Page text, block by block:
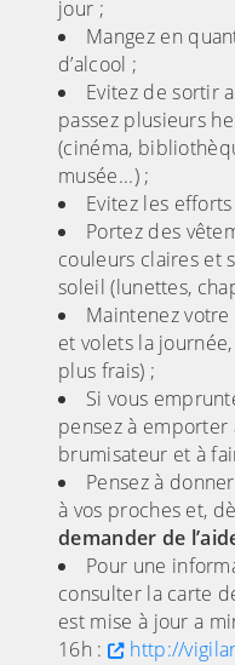
jour ;
Mangez en
d’alcool ;
Evitez de sortir
passez plusieurs
(cinéma,
musée...) ;
Evitez les
Portez des
couleurs claires et
soleil (lunettes,
Maintenez
et volets la
plus frais) ;
Si vous
pensez à emporter
brumisateur et à
Pensez à
à vos proches et,
demander de
Pour une
consulter la carte
est mise à jour a
16h :
http://